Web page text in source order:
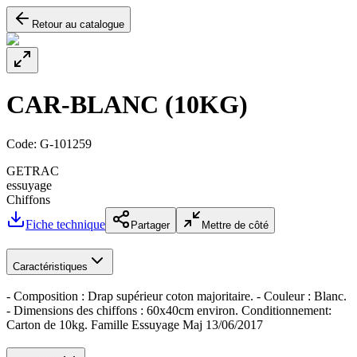
Retour au catalogue
CAR-BLANC (10KG)
Code: G-101259
GETRAC
essuyage
Chiffons
Fiche technique
Partager Mettre de côté
Caractéristiques
- Composition : Drap supérieur coton majoritaire. - Couleur : Blanc.
- Dimensions des chiffons : 60x40cm environ. Conditionnement:
Carton de 10kg. Famille Essuyage Maj 13/06/2017